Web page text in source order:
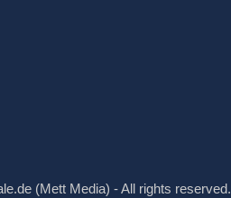
(Mett Media) - All rights reserved.